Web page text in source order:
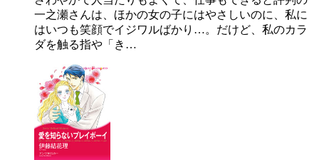
一之瀬さんは、ほかの女の子にはやさしいのに、私に
はいつも笑顔でイジワルばかり…。だけど、私のカラ
ダを触る指や「き…